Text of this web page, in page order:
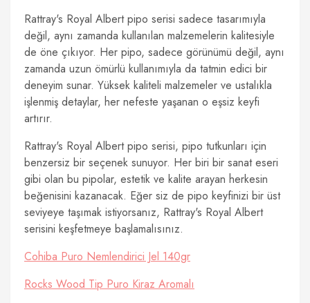
Rattray's Royal Albert pipo serisi sadece tasarımıyla
değil, aynı zamanda kullanılan malzemelerin kalitesiyle
de öne çıkıyor. Her pipo, sadece görünümü değil, aynı
zamanda uzun ömürlü kullanımıyla da tatmin edici bir
deneyim sunar. Yüksek kaliteli malzemeler ve ustalıkla
işlenmiş detaylar, her nefeste yaşanan o eşsiz keyfi
artırır.
Rattray's Royal Albert pipo serisi, pipo tutkunları için
benzersiz bir seçenek sunuyor. Her biri bir sanat eseri
gibi olan bu pipolar, estetik ve kalite arayan herkesin
beğenisini kazanacak. Eğer siz de pipo keyfinizi bir üst
seviyeye taşımak istiyorsanız, Rattray's Royal Albert
serisini keşfetmeye başlamalısınız.
Cohiba Puro Nemlendirici Jel 140gr
Rocks Wood Tip Puro Kiraz Aromalı